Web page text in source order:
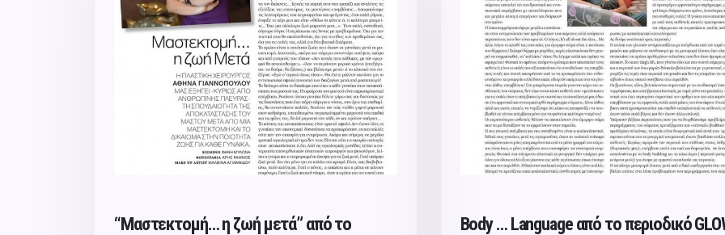
“Μαστεκτομή… η ζωή μετά” από το
Body … Language από το περιoδικό